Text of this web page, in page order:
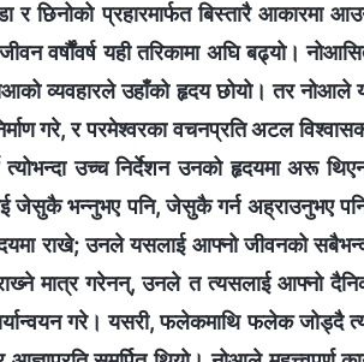
छिनोको प्रहारमार्फत बिस्तारै आकारमा
वर्षौंवर्ष यही तरिकामा अघि बढ्यो।
व्यवहारले उहाँको हृदय छोयो। तर नोआले
गरे, र परमेश्‍वरका वचनप्रति अटल
उच्‍च निर्देशन उनको हृदयमा अरू
जेसुकै भन्‍नुभए पनि, जेसुकै गर्न अह्राउनुभए
राखे; उनले यसलाई आफ्‍नो जीवनको
राख्‍ने मात्र गरेनन्, उनले त त्यसलाई आफ्नो
गरे। यसरी, फलेकमाथि फलेक जोड्दै